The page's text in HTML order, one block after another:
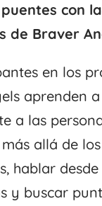
con
de Braver
en los
aprenden
a las
allá de los
hablar
y buscar